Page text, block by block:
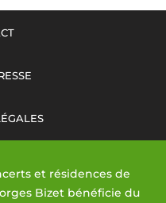
et résidences de
Bizet bénéficie du